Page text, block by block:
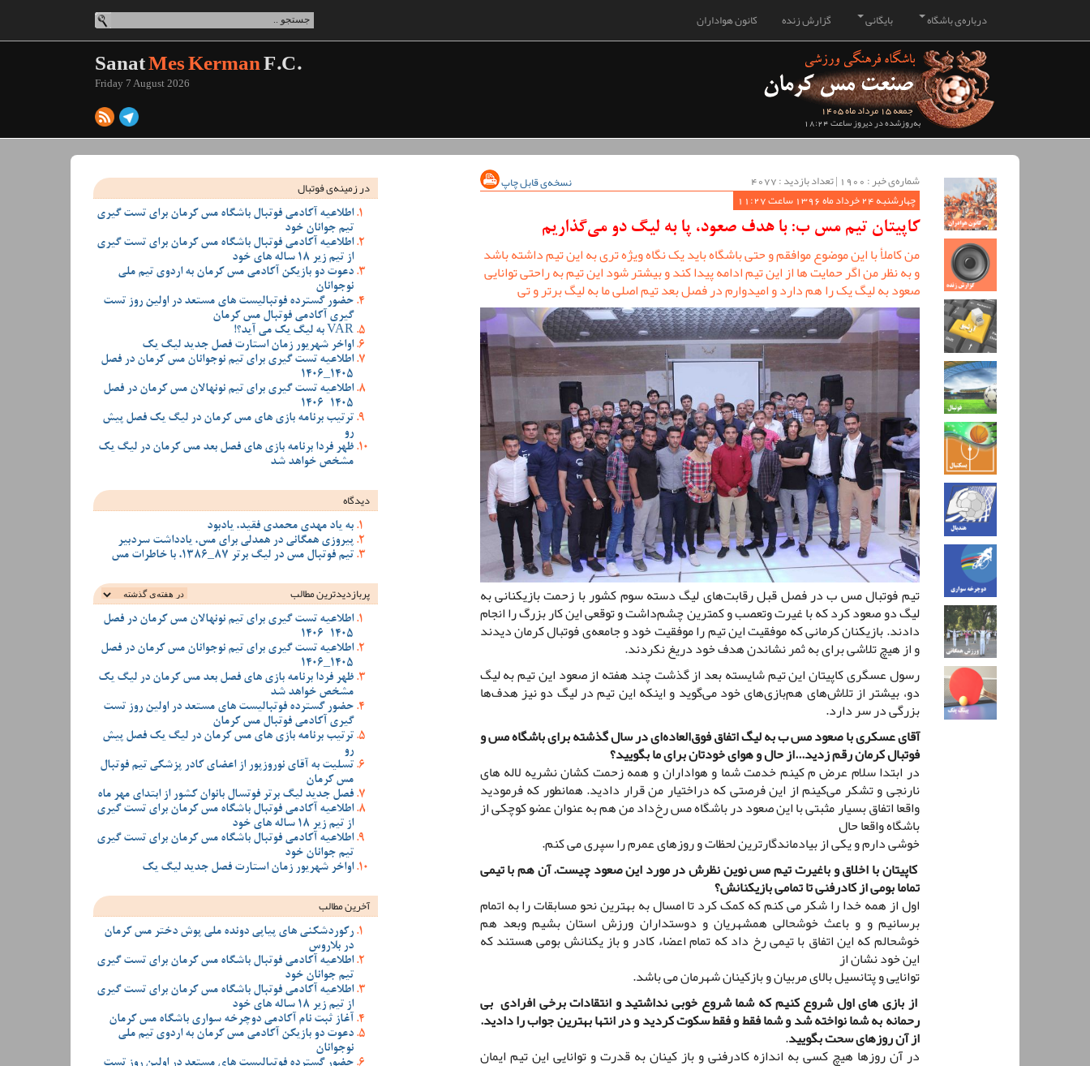
کانون هواداران گزارش زنده بایگانی درباره‌ی باشگاه
جمعه 15 مرداد ماه 1405
به‌روزشده در دیروز ساعت 18:24
SanatMes KermanF.C.
Friday 7 August 2026
شماره‌ی خبر : ‌1900 | تعداد بازدید : 4077
نسخه‌ی قابل چاپ
چهارشنبه 24 خرداد ماه 1396 ساعت 11:27
کاپیتان تیم مس ب: با هدف صعود، پا به لیگ دو می‌گذاریم
من کاملأ با این موضوع موافقم و حتی باشگاه باید یک نگاه ویژه تری به این تیم داشته باشد
و به نظر من اگر حمایت ها از این تیم ادامه پیدا کند و بیشتر شود این تیم به راحتی توانایی
صعود به لیگ یک را هم دارد و امیدوارم در فصل بعد تیم اصلی ما به لیگ برتر و تی
تیم فوتبال مس ب در فصل قبل رقابت‌های لیگ دسته سوم کشور با زحمت بازیکنانی به
لیگ دو صعود کرد که با غیرت وتعصب و کمترین چشم‌داشت و توقعی این کار بزرگ را انجام
دادند. بازیکنان کرمانی که موفقیت این تیم را موفقیت خود و جامعه‌ی فوتبال کرمان دیدند
و از هیچ تلاشی برای به ثمر نشاندن هدف خود دریغ نکردند.
رسول عسگری کاپیتان این تیم شایسته بعد از گذشت چند هفته از صعود این تیم به لیگ
دو، بیشتر از تلاش‌های هم‌بازی‌های خود می‌گوید و اینکه این تیم در لیگ دو نیز هدف‌ها
بزرگی در سر دارد.
آقای عسکری با صعود مس ب به لیگ اتفاق فوق‌العاده‌ای در سال گذشته برای باشگاه مس و
فوتبال کرمان رقم زدید...از حال و هوای خودتان برای ما بگویید؟
در ابتدا سلام عرض م کینم خدمت شما و هواداران و همه زحمت کشان نشریه لاله های
نارنجی و تشکر می‌کینم از این فرصتی که دراختیار من قرار دادید. همانطور که فرمودید
واقعا اتفاق بسیار مثبتی با این صعود در باشگاه مس رخ‌داد من هم به عنوان عضو کوچکی از
باشگاه واقعا حال
خوشی دارم و یکی از بیادماندگارترین لحظات و روزهای عمرم را سپری می کنم.
کاپیتان با اخلاق و باغیرت تیم مس نوین نظرش در مورد این صعود چیست. آن هم با تیمی
تماما بومی از کادرفنی تا تمامی بازیکنانش؟
اول از همه خدا را شکر می کنم که کمک کرد تا امسال به بهترین نحو مسابقات را به اتمام
برسانیم و و باعث خوشحالی همشهریان و دوستداران ورزش استان بشیم وبعد هم
خوشحالم که این اتفاق با تیمی رخ داد که تمام اعضاء کادر و باز یکنانش بومی هستند که
این خود نشان از
توانایی و پتانسیل بالای مربیان و بازکینان شهرمان می باشد.
از بازی های اول شروع کنیم که شما شروع خوبی نداشتید و انتقادات برخی افرادی بی
رحمانه به شما نواخته شد و شما فقط و فقط سکوت کردید و در انتها بهترین جواب را دادید.
از آن روزهای سحت بگویید.
در آن روزها هیچ کسی به اندازه کادرفنی و باز کینان به قدرت و توانایی این تیم ایمان
در زمینه‌ی فوتبال
اطلاعیه آکادمی فوتبال باشگاه مس کرمان برای تست گیری
تیم جوانان خود
اطلاعیه آکادمی فوتبال باشگاه مس کرمان برای تست گیری
از تیم زیر 18 ساله های خود
دعوت دو بازیکن آکادمی مس کرمان به اردوی تیم ملی
نوجوانان
حضور گسترده فوتبالیست های مستعد در اولین روز تست
گیری آکادمی فوتبال مس کرمان
VAR به لیگ یک می آید؟!
اواخر شهریور زمان استارت فصل جدید لیگ یک
اطلاعیه تست گیری برای تیم نوجوانان مس کرمان در فصل
1405_1406
اطلاعیه تست گیری برای تیم نونهالان مس کرمان در فصل
1405-1406
ترتیب برنامه بازی های مس کرمان در لیگ یک فصل پیش
رو
ظهر فردا برنامه بازی های فصل بعد مس کرمان در لیگ یک
مشخص خواهد شد
دیدگاه
به یاد مهدی محمدی فقید، یادبود
پیروزی همگانی در همدلی برای مس، یادداشت سردبیر
تیم فوتبال مس در لیگ برتر 87_1386، با خاطرات مس
پربازدیدترین‌ مطالب
اطلاعیه تست گیری برای تیم نونهالان مس کرمان در فصل
1405-1406
اطلاعیه تست گیری برای تیم نوجوانان مس کرمان در فصل
1405_1406
ظهر فردا برنامه بازی های فصل بعد مس کرمان در لیگ یک
مشخص خواهد شد
حضور گسترده فوتبالیست های مستعد در اولین روز تست
گیری آکادمی فوتبال مس کرمان
ترتیب برنامه بازی های مس کرمان در لیگ یک فصل پیش
رو
تسلیت به آقای نوروزپور از اعضای کادر پزشکی تیم فوتبال
مس کرمان
فصل جدید لیگ برتر فوتسال بانوان کشور از ابتدای مهر ماه
اطلاعیه آکادمی فوتبال باشگاه مس کرمان برای تست گیری
از تیم زیر 18 ساله های خود
اطلاعیه آکادمی فوتبال باشگاه مس کرمان برای تست گیری
تیم جوانان خود
اواخر شهریور زمان استارت فصل جدید لیگ یک
آخرین مطالب
رکوردشکنی های پیاپی دونده ملی پوش دختر مس کرمان
در بلاروس
اطلاعیه آکادمی فوتبال باشگاه مس کرمان برای تست گیری
تیم جوانان خود
اطلاعیه آکادمی فوتبال باشگاه مس کرمان برای تست گیری
از تیم زیر 18 ساله های خود
آغاز ثبت نام آکادمی دوچرخه سواری باشگاه مس کرمان
دعوت دو بازیکن آکادمی مس کرمان به اردوی تیم ملی
نوجوانان
حضور گسترده فوتبالیست های مستعد در اولین روز تست